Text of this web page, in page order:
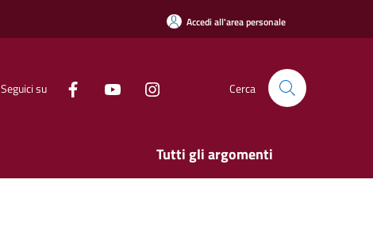
Accedi all'area personale
Seguici su Cerca
Tutti gli argomenti